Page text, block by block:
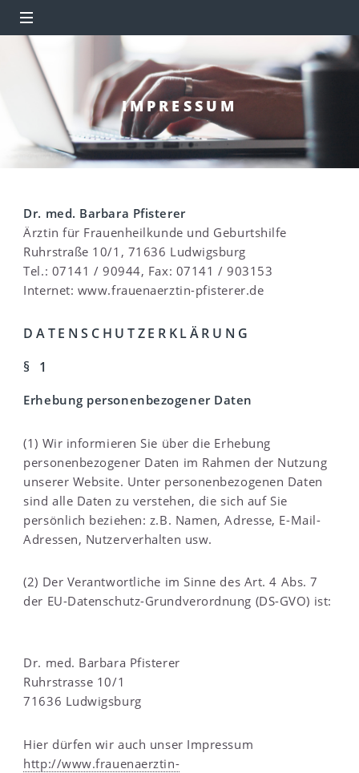
IMPRESSUM
Dr. med. Barbara Pfisterer
Ärztin für Frauenheilkunde und Geburtshilfe
Ruhrstraße 10/1, 71636 Ludwigsburg
Tel.: 07141 / 90944, Fax: 07141 / 903153
Internet: www.frauenaerztin-pfisterer.de
DATENSCHUTZERKLÄRUNG
§ 1
Erhebung personenbezogener Daten
(1) Wir informieren Sie über die Erhebung
personenbezogener Daten im Rahmen der Nutzung
unserer Website. Unter personenbezogenen Daten
sind alle Daten zu verstehen, die sich auf Sie
persönlich beziehen: z.B. Namen, Adresse, E-Mail-
Adressen, Nutzerverhalten usw.
(2) Der Verantwortliche im Sinne des Art. 4 Abs. 7
der EU-Datenschutz-Grundverordnung (DS-GVO) ist:
Dr. med. Barbara Pfisterer
Ruhrstrasse 10/1
71636 Ludwigsburg
Hier dürfen wir auch unser Impressum
http://www.frauenaerztin-